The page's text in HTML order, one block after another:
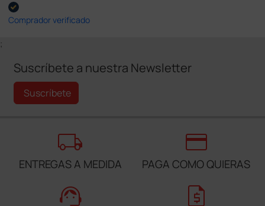
Comprador verificado
;
Suscríbete a nuestra Newsletter
Suscríbete
local_shipping
ENTREGAS A MEDIDA
credit_card
PAGA COMO QUIERAS
support_agent request_quote